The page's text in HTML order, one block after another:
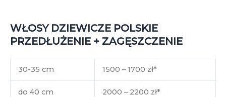
WŁOSY DZIEWICZE POLSKIE
PRZEDŁUŻENIE + ZAGĘSZCZENIE
30-35 cm 1500 – 1700 zł*
do 40 cm 2000 – 2200 zł*